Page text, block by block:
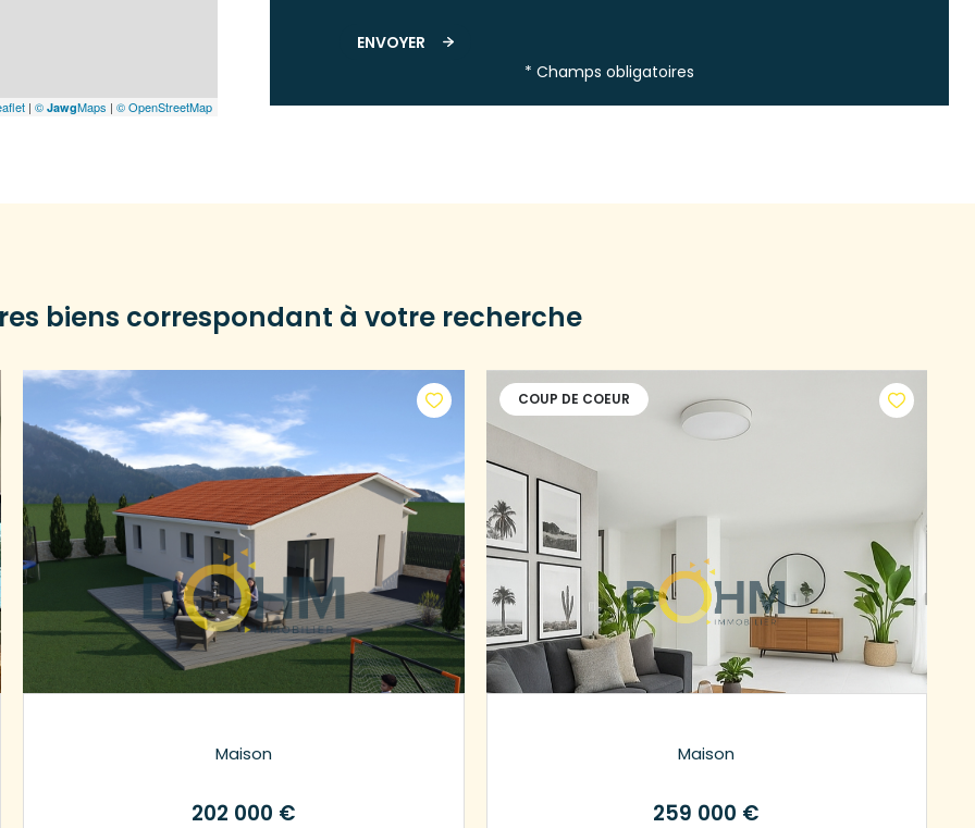
| © JawgMaps | © OpenStreetMap
ENVOYER
* Champs obligatoires
biens correspondant à votre recherche
Maison
202 000 €
COUP DE COEUR
Maison
259 000 €